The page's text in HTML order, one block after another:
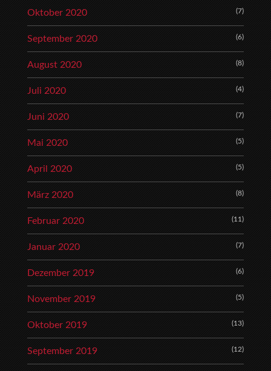
Oktober 2020 (7)
September 2020 (6)
August 2020 (8)
Juli 2020 (4)
Juni 2020 (7)
Mai 2020 (5)
April 2020 (5)
März 2020 (8)
Februar 2020 (11)
Januar 2020 (7)
Dezember 2019 (6)
November 2019 (5)
Oktober 2019 (13)
September 2019 (12)